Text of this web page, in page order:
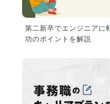
第二新卒でエンジニアに
功のポイントを解説